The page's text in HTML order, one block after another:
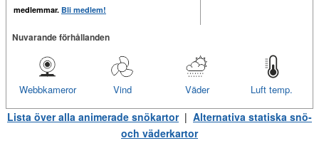
medlemmar. Bli medlem!
Nuvarande förhållanden
Luft temp.
Väder
Vind
Webbkameror
Lista över alla animerade snökartor| Alternativa statiska snö-
och väderkartor